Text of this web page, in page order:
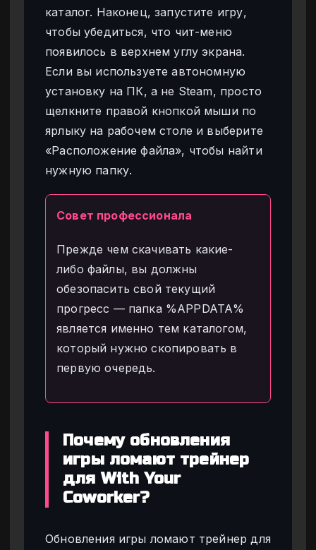
каталог. Наконец, запустите игру,
чтобы убедиться, что чит-меню
появилось в верхнем углу экрана.
Если вы используете автономную
установку на ПК, а не Steam, просто
щелкните правой кнопкой мыши по
ярлыку на рабочем столе и выберите
«Расположение файла», чтобы найти
нужную папку.
Совет профессионала
Прежде чем скачивать какие-
либо файлы, вы должны
обезопасить свой текущий
прогресс — папка %APPDATA%
является именно тем каталогом,
который нужно скопировать в
первую очередь.
Почему обновления
игры ломают трейнер
для With Your
Coworker?
Обновления игры ломают трейнер для